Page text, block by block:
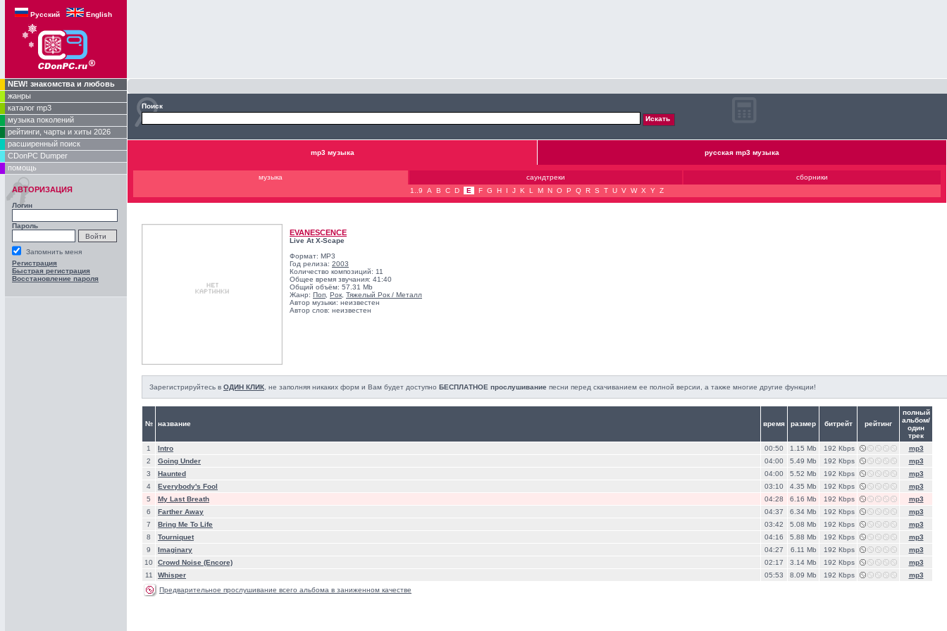
Русский English
NEW! знакомства и любовь
жанры
каталог mp3
музыка поколений
рейтинги, чарты и хиты 2026
расширенный поиск
CDonPC Dumper
помощь
АВТОРИЗАЦИЯ
Логин
Пароль
Запомнить меня
Регистрация
Быстрая регистрация
Восстановление пароля
Поиск
mp3 музыка русская mp3 музыка
музыка саундтреки
сборники
1..9
A B C D E F G H I J K L M N O P Q R S T U V W X Y Z
EVANESCENCE
Live At X-Scape
Формат: MP3
Год релиза: 2003
Количество композиций: 11
Общее время звучания: 41:40
Общий объём: 57.31 Mb
Жанр: Поп Рок Тяжелый Рок / Металл
Автор музыки: неизвестен
Автор слов: неизвестен
Зарегистрируйтесь в ОДИН КЛИК , не заполняя никаких форм и Вам будет доступно БЕСПЛАТНОЕ прослушивание песни перед cкачиванием ее полной версии, а также многие другие функции!
№ название время размер битрейт рейтинг
полный
альбом/
один
трек
1
Intro 00:50 1.15 Mb 192 Кbps
mp3
2
Going Under 04:00 5.49 Mb 192 Кbps
mp3
3
Haunted 04:00 5.52 Mb 192 Кbps
mp3
4
Everybody's Fool 03:10 4.35 Mb 192 Кbps
mp3
5
My Last Breath 04:28 6.16 Mb 192 Кbps
mp3
6
Farther Away 04:37 6.34 Mb 192 Кbps
mp3
7
Bring Me To Life 03:42 5.08 Mb 192 Кbps
mp3
8
Tourniquet 04:16 5.88 Mb 192 Кbps
mp3
9
Imaginary 04:27 6.11 Mb 192 Кbps
mp3
10
Crowd Noise (Encore) 02:17 3.14 Mb 192 Кbps
mp3
11
Whisper 05:53 8.09 Mb 192 Кbps
mp3
Предварительное прослушивание всего альбома в заниженном качестве